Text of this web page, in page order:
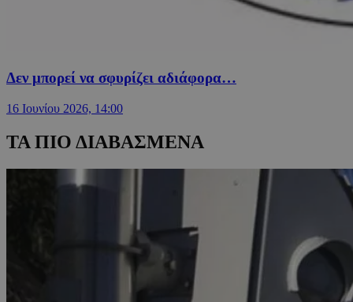
Δεν μπορεί να σφυρίζει αδιάφορα…
16 Ιουνίου 2026, 14:00
ΤΑ ΠΙΟ ΔΙΑΒΑΣΜΕΝΑ